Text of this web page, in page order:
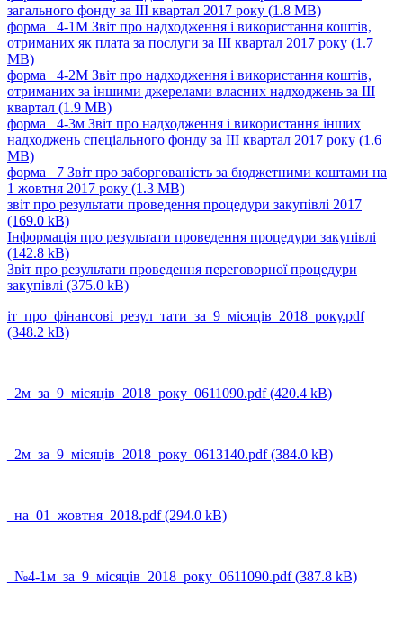
загального фонду за III квартал 2017 року (1.8 MB)
форма _4-1М Звiт про надходження i використання коштiв,
отриманих як плата за послуги за III квартал 2017 року (1.7
MB)
форма _4-2М Звiт про надходження i використання коштiв,
отриманих за iншими джерелами власних надходжень за III
квартал (1.9 MB)
форма _4-3м Звiт про надходження i використання iнших
надходжень спецiального фонду за III квартал 2017 року (1.6
MB)
форма _7 Звiт про заборгованiсть за бюджетними коштами на
1 жовтня 2017 року (1.3 MB)
звіт про результати проведення процедури закупівлі 2017
(169.0 kB)
Інформація про результати проведення процедури закупівлі
(142.8 kB)
Звіт про результати проведення переговорної процедури
закупівлі (375.0 kB)
iт_про_фiнансовi_резул_тати_за_9_мiсяцiв_2018_року.pdf
(348.2 kB)
_2м_за_9_мiсяцiв_2018_року_0611090.pdf(420.4 kB)
_2м_за_9_мiсяцiв_2018_року_0613140.pdf(384.0 kB)
_на_01_жовтня_2018.pdf(294.0 kB)
_№4-1м_за_9_мiсяцiв_2018_року_0611090.pdf(387.8 kB)